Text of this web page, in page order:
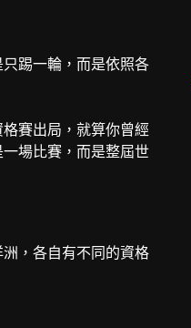
踢一輪，而是依照各
賽出局，就算你曾經
場比賽，而是整屆世
，各自有不同的資格